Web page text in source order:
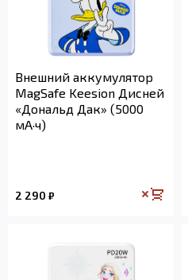
Внешний аккумулятор
MagSafe Keesion Дисней
«Дональд Дак» (5000
мА·ч)
2 290 ₽